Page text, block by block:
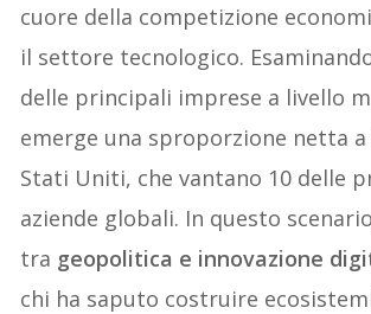
cuore della competizione
il settore tecnologico.
delle principali imprese a livello
emerge una sproporzione netta
Stati Uniti, che vantano 10 delle
aziende globali. In questo
tra geopolitica e innovazione
chi ha saputo costruire